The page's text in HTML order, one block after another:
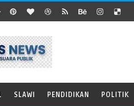
SLAWI PENDIDIKAN POLITIK